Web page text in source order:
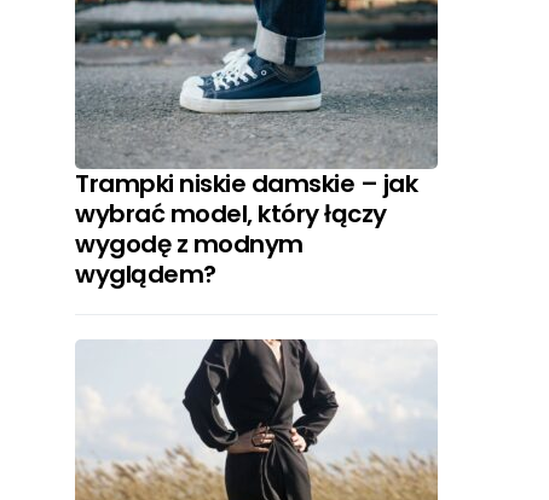
Trampki niskie damskie – jak
wybrać model, który łączy
wygodę z modnym
wyglądem?